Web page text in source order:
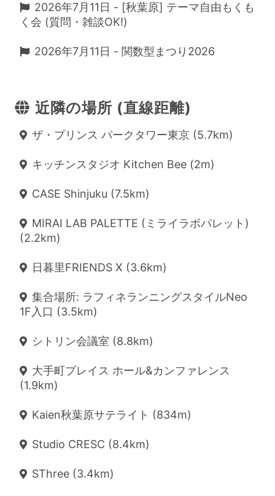
2026年7月11日 - [秋葉原] テーマ自由もくも
く会 (質問・雑談OK!)
2026年7月11日 - 関数型まつり2026
近隣の場所 (直線距離)
ザ・プリンス パークタワー東京 (5.7km)
キッチンスタジオ Kitchen Bee (2m)
CASE Shinjuku (7.5km)
MIRAI LAB PALETTE (ミライラボパレット)
(2.2km)
日暮里FRIENDS X (3.6km)
集合場所: ラフィネランニングスタイルNeo
1F入口 (3.5km)
シトリン会議室 (8.8km)
大手町プレイス ホール&カンファレンス
(1.9km)
Kaien秋葉原サテライト (834m)
Studio CRESC (8.4km)
SThree (3.4km)